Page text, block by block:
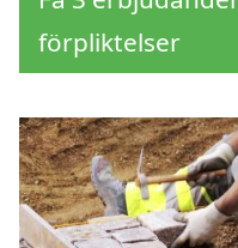
förpliktelser